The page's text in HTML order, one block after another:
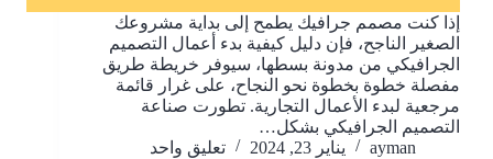
إذا كنت مصمم جرافيك يطمح إلى بداية مشروعك
الصغير الناجح، فإن دليل كيفية بدء أعمال التصميم
الجرافيكي من مدونة بسطها، سيوفر خريطة طريق
مفصلة خطوة بخطوة نحو النجاح، على غرار قائمة
مرجعية لبدء الأعمال التجارية. تطورت صناعة
التصميم الجرافيكي بشكل…
ayman
يناير 23, 2024 تعليق واحد